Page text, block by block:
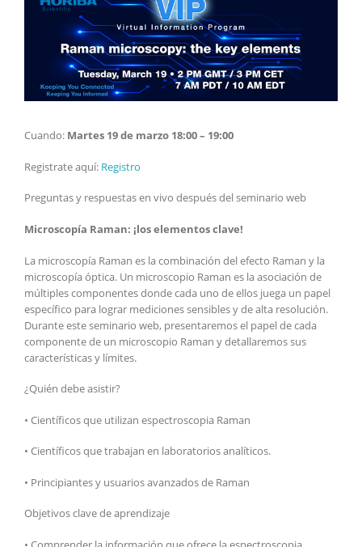
RAMAN:
los
factores
clave
Cuando: Martes 19 de marzo 18:00 – 19:00
Registrate aquí: Registro
Preguntas y respuestas en vivo después del seminario web
Microscopía Raman: ¡los elementos clave!
La microscopía Raman es la combinación del efecto Raman y la
microscopía óptica. Un microscopio Raman es la asociación de
múltiples componentes donde cada uno de ellos juega un papel
específico para lograr mediciones sensibles y de alta resolución.
Durante este seminario web, presentaremos el papel de cada
componente de un microscopio Raman y detallaremos sus
características y límites.
¿Quién debe asistir?
• Científicos que utilizan espectroscopia Raman
• Científicos que trabajan en laboratorios analíticos.
• Principiantes y usuarios avanzados de Raman
Objetivos clave de aprendizaje